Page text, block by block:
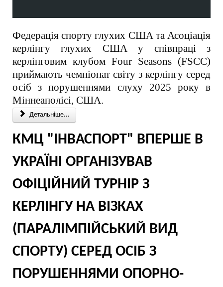
Федерація спорту глухих США та Асоціація
керлінгу глухих США у співпраці з
керлінговим клубом Four Seasons (FSCC)
приймають чемпіонат світу з керлінгу серед
осіб з порушеннями слуху 2025 року в
Міннеаполісі, США.
Детальніше...
КМЦ "ІНВАСПОРТ" ВПЕРШЕ В
УКРАЇНІ ОРГАНІЗУВАВ
ОФІЦІЙНИЙ ТУРНІР З
КЕРЛІНГУ НА ВІЗКАХ
(ПАРАЛІМПІЙСЬКИЙ ВИД
СПОРТУ) СЕРЕД ОСІБ З
ПОРУШЕННЯМИ ОПОРНО-